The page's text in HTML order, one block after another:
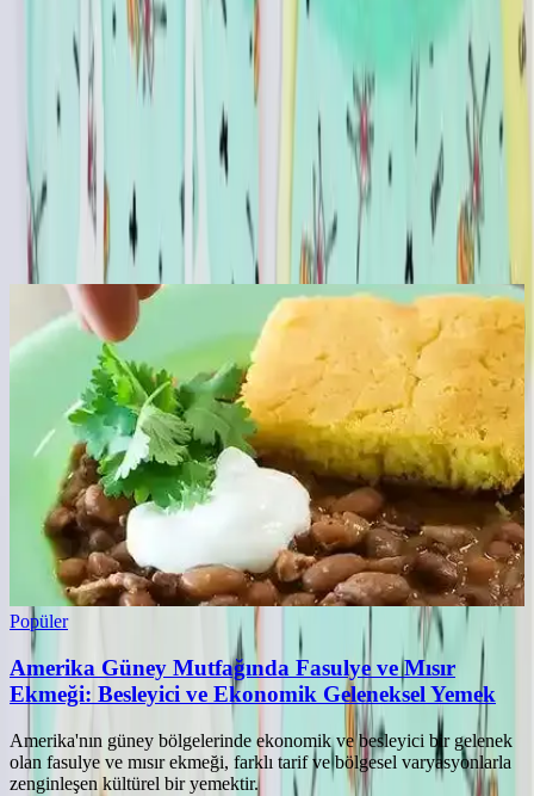
Yorumlar:
Yorum
0 Beğen
Ayın popüler yazıları
Popüler
Amerika Güney Mutfağında Fasulye ve Mısır
Ekmeği: Besleyici ve Ekonomik Geleneksel Yemek
Amerika'nın güney bölgelerinde ekonomik ve besleyici bir gelenek
olan fasulye ve mısır ekmeği, farklı tarif ve bölgesel varyasyonlarla
zenginleşen kültürel bir yemektir.